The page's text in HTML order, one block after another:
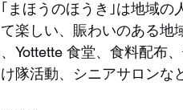
｢まほうのほうき｣は地域の
て楽しい、賑わいのある地
、Yottette 食堂、食料配布
け隊活動、シニアサロンな